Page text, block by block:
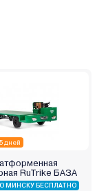
дней
RuTrike БАЗА
МИНСКУ БЕСПЛАТНО